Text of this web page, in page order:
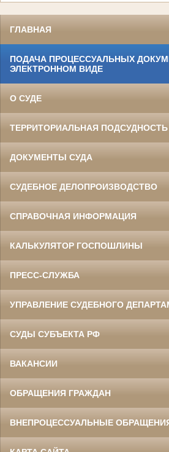
ГЛАВНАЯ
ПОДАЧА ПРОЦЕССУАЛЬНЫХ
ЭЛЕКТРОННОМ ВИДЕ
О СУДЕ
ТЕРРИТОРИАЛЬНАЯ ПОДСУДНОСТЬ
ДОКУМЕНТЫ СУДА
СУДЕБНОЕ ДЕЛОПРОИЗВОДСТВО
СПРАВОЧНАЯ ИНФОРМАЦИЯ
КАЛЬКУЛЯТОР ГОСПОШЛИНЫ
ПРЕСС-СЛУЖБА
УПРАВЛЕНИЕ СУДЕБНОГО
СУДЫ СУБЪЕКТА РФ
ВАКАНСИИ
ОБРАЩЕНИЯ ГРАЖДАН
ВНЕПРОЦЕССУАЛЬНЫЕ